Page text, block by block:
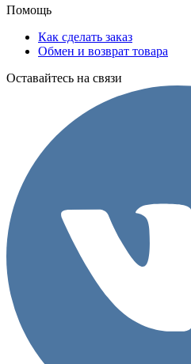
Помощь
Как сделать заказ
Обмен и возврат товара
Оставайтесь на связи